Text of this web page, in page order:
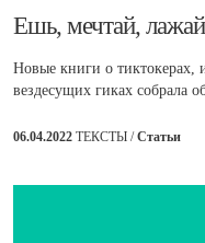
Ешь, мечтай,
Новые книги о тиктокерах,
вездесущих гиках собрала
06.04.2022 ТЕКСТЫ /Статьи